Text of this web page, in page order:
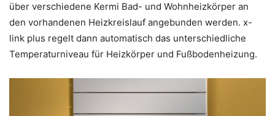
über verschiedene Kermi Bad- und Wohnheizkörper an
den vorhandenen Heizkreislauf angebunden werden. x-
link plus regelt dann automatisch das unterschiedliche
Temperaturniveau für Heizkörper und Fußbodenheizung.